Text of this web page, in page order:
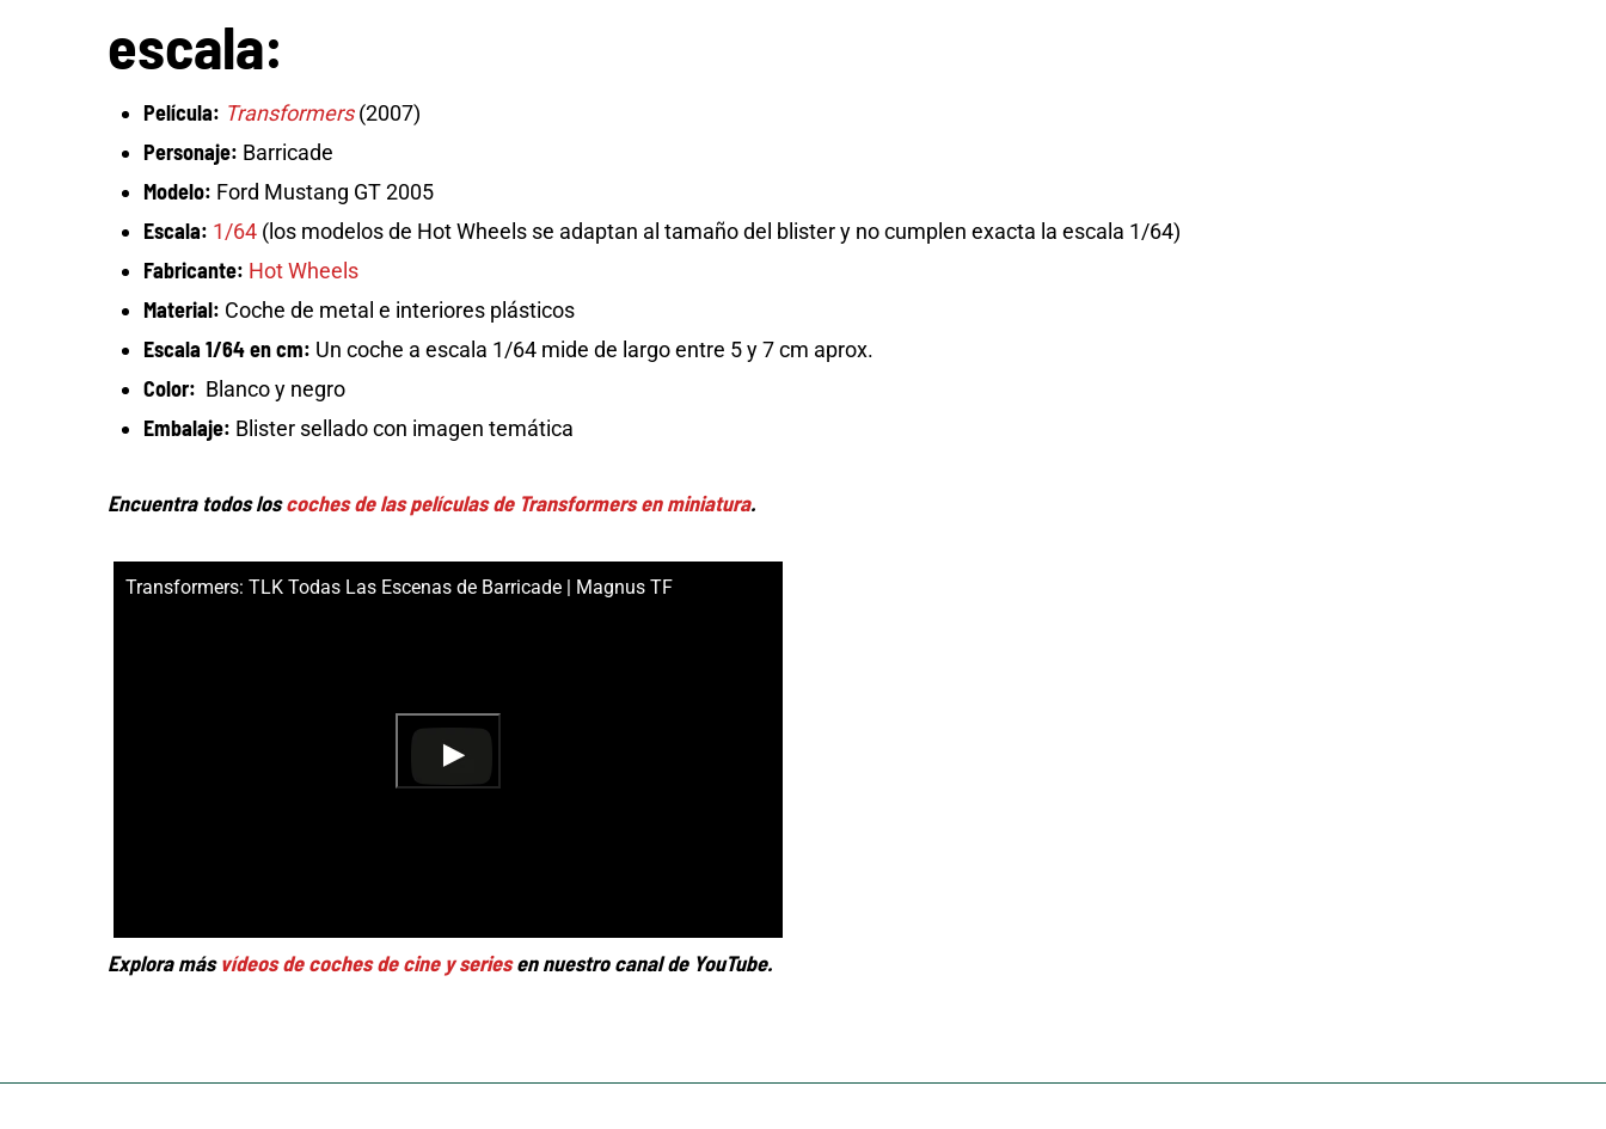
escala:
Película: Transformers(2007)
Personaje: Barricade
Modelo: Ford Mustang GT 2005
Escala: 1/64 (los modelos de Hot Wheels se adaptan al tamaño del blister y no cumplen exacta la escala 1/64)
Fabricante: Hot Wheels
Material: Coche de metal e interiores plásticos
Escala 1/64 en cm: Un coche a escala 1/64 mide de largo entre 5 y 7 cm aprox.
Color: Blanco y negro
Embalaje: Blister sellado con imagen temática
Encuentra todos loscoches de las películas de Transformers en miniatura.
Transformers: TLK Todas Las Escenas de Barricade | Magnus TF
Explora másvídeos de coches de cine y seriesen nuestro canal de YouTube.